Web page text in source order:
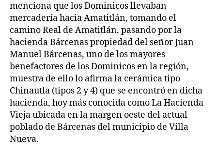
menciona que los Dominicos llevaban
mercadería hacia Amatitlán, tomando el
camino Real de Amatitlán, pasando por la
hacienda Bárcenas propiedad del señor Juan
Manuel Bárcenas, uno de los mayores
benefactores de los Dominicos en la región,
muestra de ello lo afirma la cerámica tipo
Chinautla (tipos 2 y 4) que se encontró en dicha
hacienda, hoy más conocida como La Hacienda
Vieja ubicada en la margen oeste del actual
poblado de Bárcenas del municipio de Villa
Nueva.